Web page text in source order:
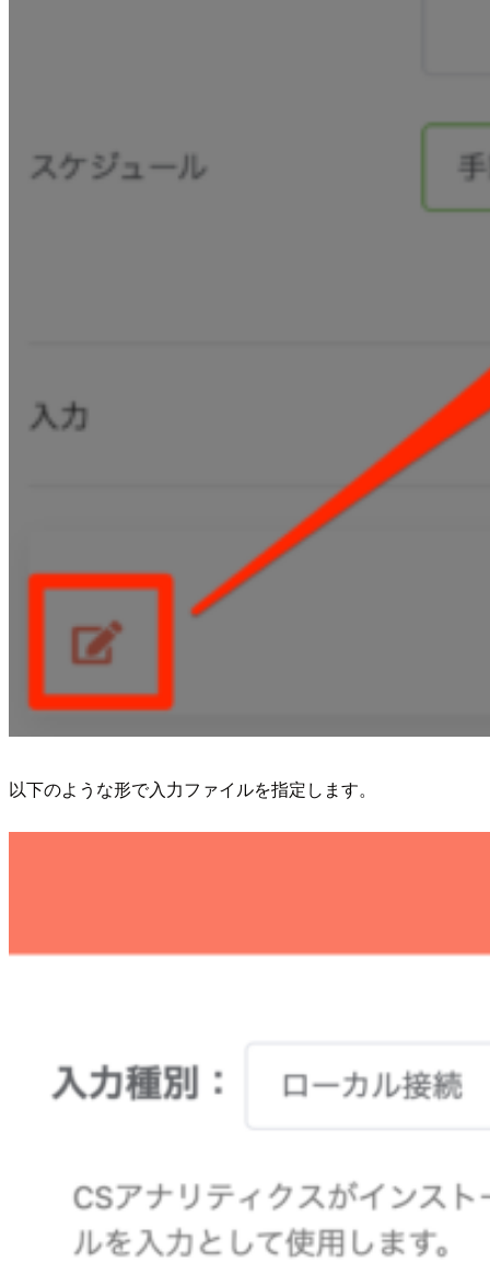
以下のような形で入力ファイルを指定します。